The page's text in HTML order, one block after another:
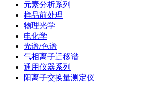
元素分析系列
样品前处理
物理光学
电化学
光谱/色谱
气相离子迁移谱
通用仪器系列
阳离子交换量测定仪